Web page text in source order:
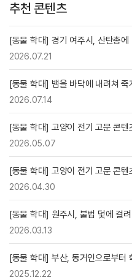
추천 콘텐츠
[동물 학대] 경기 여주시, 산탄총에
2026.07.21
[동물 학대] 뱀을 바닥에 내려쳐
2026.07.14
[동물 학대] 고양이 전기 고문 콘
2026.05.07
[동물 학대] 고양이 전기 고문 콘텐
2026.04.30
[동물 학대] 원주시, 불법 덫에 걸
2026.03.13
[동물 학대] 부산, 동거인으로부터
2025.12.22